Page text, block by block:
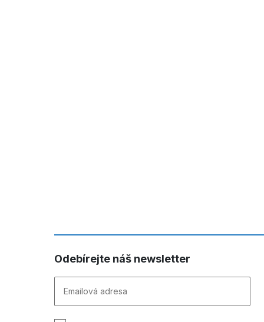
Odebírejte náš newsletter